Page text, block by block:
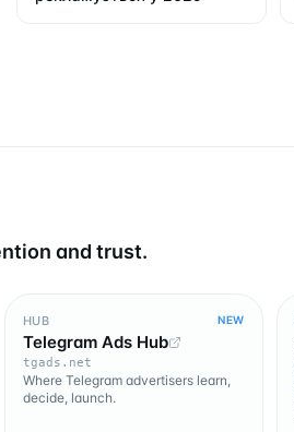
and trust.
HUB NEW
Telegram Ads Hub
tgads.net
Where Telegram advertisers learn,
decide, launch.